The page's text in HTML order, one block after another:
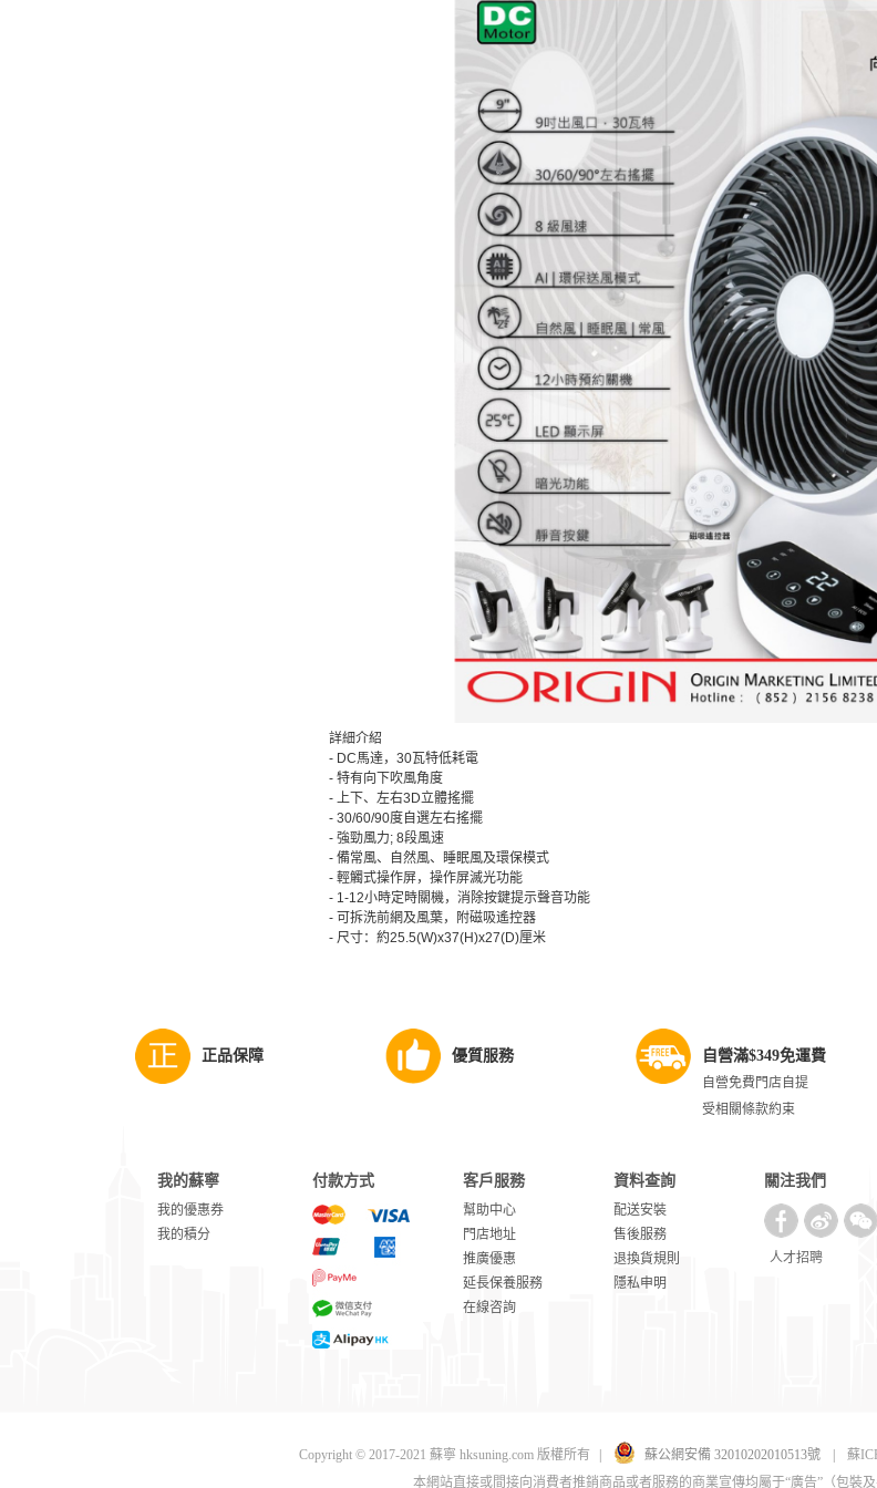
詳細介紹
- DC馬達，30瓦特低耗電
- 特有向下吹風角度
- 上下、左右3D立體搖擺
- 30/60/90度自選左右搖擺
- 強勁風力; 8段風速
- 備常風、自然風、睡眠風及環保模式
- 輕觸式操作屏，操作屏滅光功能
- 1-12小時定時關機，消除按鍵提示聲音功能
- 可拆洗前網及風葉，附磁吸遙控器
- 尺寸：約25.5(W)x37(H)x27(D)厘米
正品保障 優質服務 自營滿$349免運費
自營免費門店自提
受相關條款約束
我的蘇寧
我的優惠券
我的積分
付款方式 客戶服務
幫助中心
門店地址
推廣優惠
延長保養服務
在線咨詢
資料查詢
配送安裝
售後服務
退換貨規則
隱私申明
關注我們
人才招聘
Copyright © 2017-2021 蘇寧 hksuning.com 版權所有 蘇公網安備 32010202010513號 蘇
本網站直接或間接向消費者推銷商品或者服務的商業宣傳均屬于“廣告”（包裝